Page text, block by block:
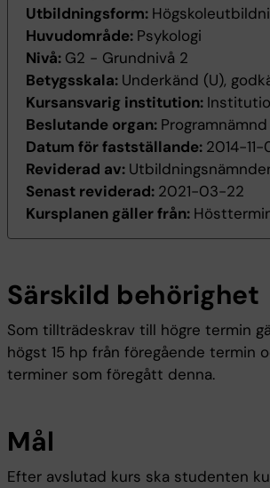
Utbildningsform:
Huvudområde: Psykologi
Nivå: G2 - Grundnivå 2
Betygsskala: Underkänd (U),
Kursansvarig institution:
Beslutande organ:
Datum för fastställande: 2014-11-
Reviderad av:
Senast reviderad: 2021-03-22
Kursplanen gäller från:
Särskild behörighet
Som tillträdeskrav till högre termin
högst 15 hp från föregående termin
terminer som föregått denna.
Mål
Efter avslutad kurs ska studenten